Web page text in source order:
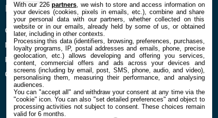
ENTREPRISE
Confidentialité et Cookies
Mentions légales et CGU
Préférences Cookies
Qui sommes nous
À PROPOS
Contact
With our 226partners , we wish to store and access information on
your devices (cookies, pixels in emails, etc.), combine and share
your personal data with our partners, whether collected on this
website or in our emails, already held by some of us, or obtained
later, including in other contexts.
Processing this data (identifiers, browsing, preferences, purchases,
loyalty programs, IP, postal addresses and emails, phone, precise
geolocation, etc.) allows developing and offering you services,
content, commercial offers and ads across your devices and
screens (including by email, post, SMS, phone, audio, and video),
personalising them, measuring their performance, and analysing
audiences.
You can "accept all" and withdraw your consent at any time via the
"cookie" icon. You can also "set detailed preferences" and object to
processing activities not subject to consent. These choices remain
valid for 6 months.